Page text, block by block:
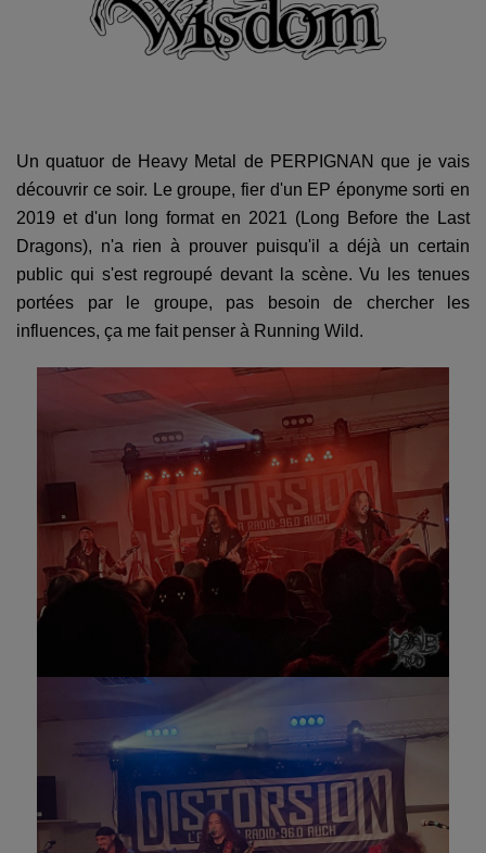
Un quatuor de Heavy Metal de PERPIGNAN que je vais
découvrir ce soir. Le groupe, fier d'un EP éponyme sorti en
2019 et d'un long format en 2021 (Long Before the Last
Dragons), n'a rien à prouver puisqu'il a déjà un certain
public qui s'est regroupé devant la scène. Vu les tenues
portées par le groupe, pas besoin de chercher les
influences, ça me fait penser à Running Wild.